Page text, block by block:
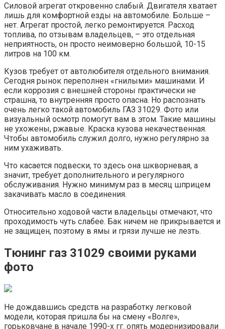
Силовой агрегат откровенно слабый. Двигателя хватает
лишь для комфортной езды на автомобиле. Больше –
нет. Агрегат простой, легко ремонтируется. Расход
топлива, по отзывам владельцев, – это отдельная
неприятность, он просто неимоверно большой, 10-15
литров на 100 км.
Кузов требует от автолюбителя отдельного внимания.
Сегодня рынок переполнен «гнилыми» машинами. И
если коррозия с внешней стороны практически не
страшна, то внутренняя просто опасна. Но распознать
очень легко такой автомобиль ГАЗ 31029. Фото или
визуальный осмотр помогут вам в этом. Такие машины
не ухожены, ржавые. Краска кузова некачественная.
Чтобы автомобиль служил долго, нужно регулярно за
ним ухаживать.
Что касается подвески, то здесь она шкворневая, а
значит, требует дополнительного и регулярного
обслуживания. Нужно минимум раз в месяц шприцем
закачивать масло в соединения.
Относительно ходовой части владельцы отмечают, что
проходимость чуть слабее. Бак ничем не прикрывается и
не защищен, поэтому в ямы и грязи лучше не лезть.
Тюнинг газ 31029 своими руками
фото
Не дождавшись средств на разработку легковой
модели, которая пришла бы на смену «Волге»,
горьковчане в начале 1990-х гг. опять модернизировали